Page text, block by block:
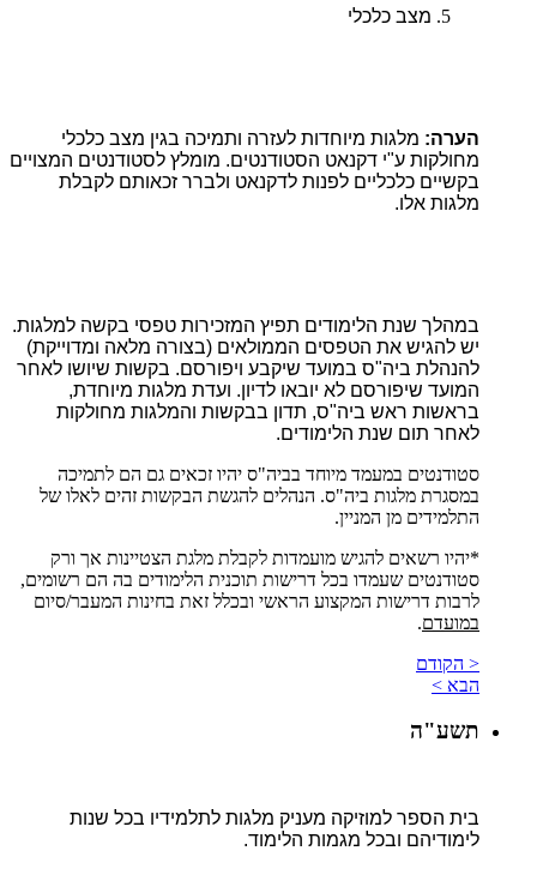
מצב כלכלי
הערה: מלגות מיוחדות לעזרה ותמיכה בגין מצב כלכלי
מחולקות ע"י דקנאט הסטודנטים. מומלץ לסטודנטים המצויים
בקשיים כלכליים לפנות לדקנאט ולברר זכאותם לקבלת
מלגות אלו.
במהלך שנת הלימודים תפיץ המזכירות טפסי בקשה למלגות.
יש להגיש את הטפסים הממולאים (בצורה מלאה ומדוייקת)
להנהלת ביה"ס במועד שיקבע ויפורסם. בקשות שיושו לאחר
המועד שיפורסם לא יובאו לדיון. ועדת מלגות מיוחדת,
בראשות ראש ביה"ס, תדון בבקשות והמלגות מחולקות
לאחר תום שנת הלימודים.
סטודנטים במעמד מיוחד בביה"ס יהיו זכאים גם הם לתמיכה
במסגרת מלגות ביה"ס. הנהלים להגשת הבקשות זהים לאלו של
התלמידים מן המניין.
*יהיו רשאים להגיש מועמדות לקבלת מלגת הצטיינות אך ורק
סטודנטים שעמדו בכל דרישות תוכנית הלימודים בה הם רשומים,
לרבות דרישות המקצוע הראשי ובכלל זאת בחינות המעבר/סיום
במועדם.
< הקודם
הבא >
תשע"ה
בית הספר למוזיקה מעניק מלגות לתלמידיו בכל שנות
לימודיהם ובכל מגמות הלימוד.